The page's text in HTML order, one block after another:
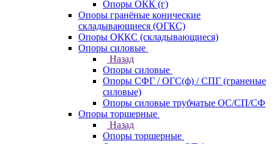
Опоры ОКК (г)
Опоры гранёные конические
складывающиеся (ОГКС)
Опоры ОККС (складывающиеся)
Опоры силовые
Назад
Опоры силовые
Опоры СФГ / ОГС(ф) / СПГ (граненые
силовые)
Опоры силовые трубчатые ОС/СП/СФ
Опоры торшерные
Назад
Опоры торшерные